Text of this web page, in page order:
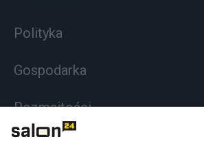
Polityka
Gospodarka
Rozmaitości